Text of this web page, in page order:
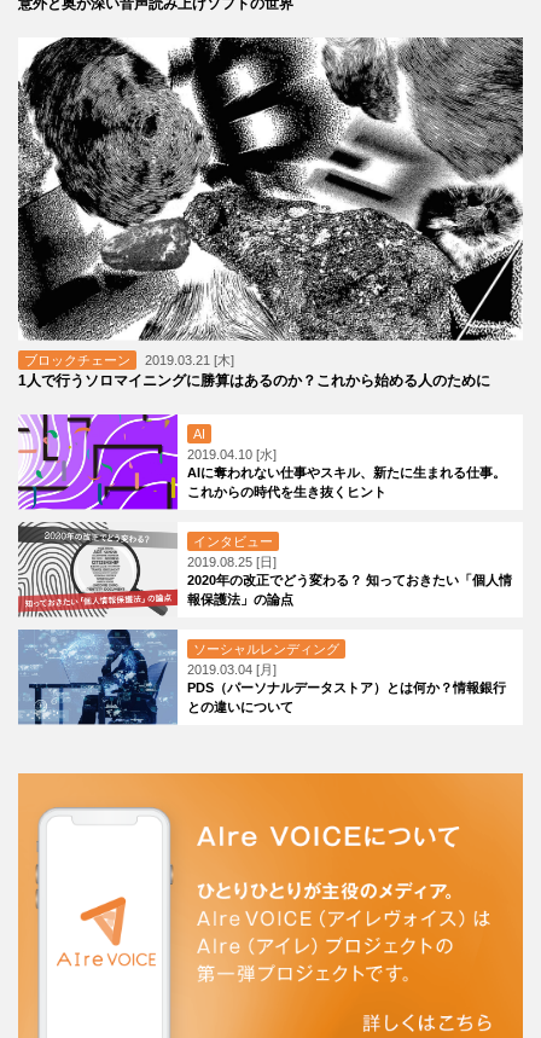
意外と奥が深い音声読み上げソフトの世界
ブロックチェーン 2019.03.21 [木]
1人で行うソロマイニングに勝算はあるのか？これから始める人のために
AI
2019.04.10 [水]
AIに奪われない仕事やスキル、新たに生まれる仕事。
これからの時代を生き抜くヒント
インタビュー
2019.08.25 [日]
2020年の改正でどう変わる？ 知っておきたい「個人情
報保護法」の論点
ソーシャルレンディング
2019.03.04 [月]
PDS（パーソナルデータストア）とは何か？情報銀行
との違いについて